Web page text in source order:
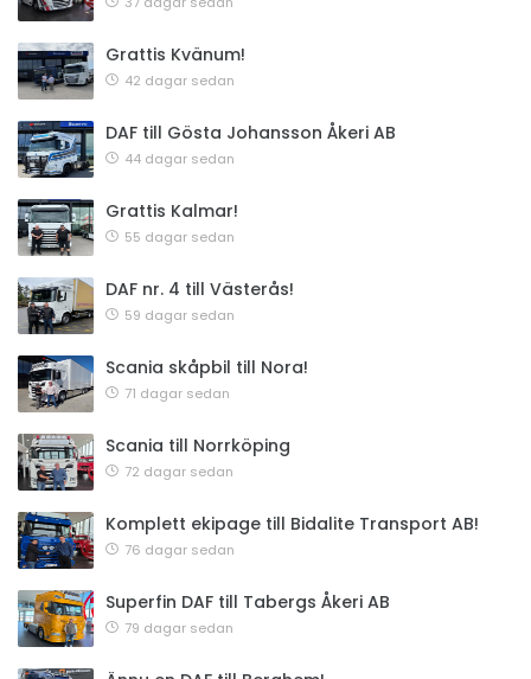
Grattis Kvänum!
42 dagar sedan
DAF till Gösta Johansson Åkeri AB
44 dagar sedan
Grattis Kalmar!
55 dagar sedan
DAF nr. 4 till Västerås!
59 dagar sedan
Scania skåpbil till Nora!
71 dagar sedan
Scania till Norrköping
72 dagar sedan
Komplett ekipage till Bidalite Transport AB!
76 dagar sedan
Superfin DAF till Tabergs Åkeri AB
79 dagar sedan